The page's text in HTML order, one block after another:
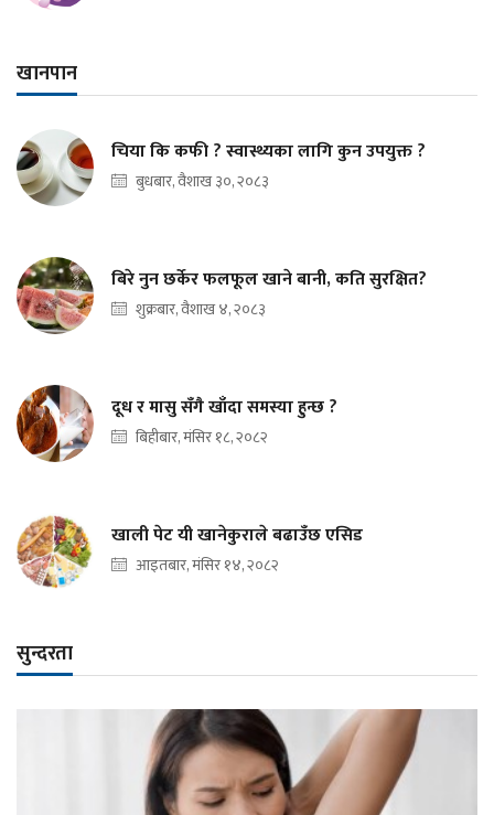
खानपान
चिया कि कफी ? स्वास्थ्यका लागि कुन उपयुक्त ?
बुधबार, वैशाख ३०, २०८३
बिरे नुन छर्केर फलफूल खाने बानी, कति सुरक्षित?
शुक्रबार, वैशाख ४, २०८३
दूध र मासु सँगै खाँदा समस्या हुन्छ ?
बिहीबार, मंसिर १८, २०८२
खाली पेट यी खानेकुराले बढाउँछ एसिड
आइतबार, मंसिर १४, २०८२
सुन्दरता